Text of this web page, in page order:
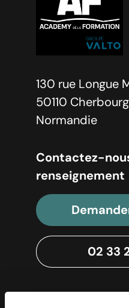
130 rue Longue
50110
Normandie
Contactez-
renseignement
02 33